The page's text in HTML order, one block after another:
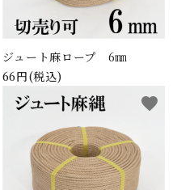
ジュート麻ロープ 6㎜
66円(税込)
favorite